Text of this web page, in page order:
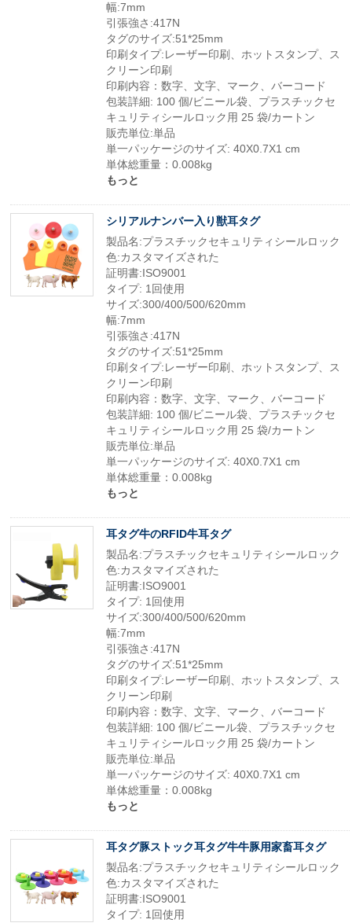
幅:7mm
引張強さ:417N
タグのサイズ:51*25mm
印刷タイプ:レーザー印刷、ホットスタンプ、ス
クリーン印刷
印刷内容：数字、文字、マーク、バーコード
包装詳細: 100 個/ビニール袋、プラスチックセ
キュリティシールロック用 25 袋/カートン
販売単位:単品
単一パッケージのサイズ: 40X0.7X1 cm
単体総重量：0.008kg
もっと
シリアルナンバー入り獣耳タグ
製品名:プラスチックセキュリティシールロック
色:カスタマイズされた
証明書:ISO9001
タイプ: 1回使用
サイズ:300/400/500/620mm
幅:7mm
引張強さ:417N
タグのサイズ:51*25mm
印刷タイプ:レーザー印刷、ホットスタンプ、ス
クリーン印刷
印刷内容：数字、文字、マーク、バーコード
包装詳細: 100 個/ビニール袋、プラスチックセ
キュリティシールロック用 25 袋/カートン
販売単位:単品
単一パッケージのサイズ: 40X0.7X1 cm
単体総重量：0.008kg
もっと
耳タグ牛のRFID牛耳タグ
製品名:プラスチックセキュリティシールロック
色:カスタマイズされた
証明書:ISO9001
タイプ: 1回使用
サイズ:300/400/500/620mm
幅:7mm
引張強さ:417N
タグのサイズ:51*25mm
印刷タイプ:レーザー印刷、ホットスタンプ、ス
クリーン印刷
印刷内容：数字、文字、マーク、バーコード
包装詳細: 100 個/ビニール袋、プラスチックセ
キュリティシールロック用 25 袋/カートン
販売単位:単品
単一パッケージのサイズ: 40X0.7X1 cm
単体総重量：0.008kg
もっと
耳タグ豚ストック耳タグ牛牛豚用家畜耳タグ
製品名:プラスチックセキュリティシールロック
色:カスタマイズされた
証明書:ISO9001
タイプ: 1回使用